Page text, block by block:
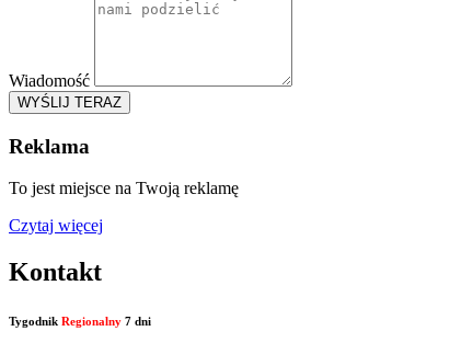
Wiadomość
WYŚLIJ TERAZ
Reklama
To jest miejsce na Twoją reklamę
Czytaj więcej
Kontakt
Tygodnik Regionalny 7 dni